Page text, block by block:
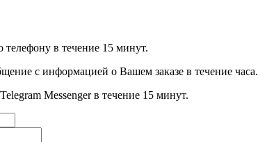
в течение 15 минут.
с информацией о Вашем заказе в течение часа.
Messenger в течение 15 минут.